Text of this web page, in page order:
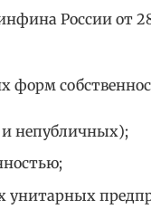
России от
форм
непубличных);
унитарных